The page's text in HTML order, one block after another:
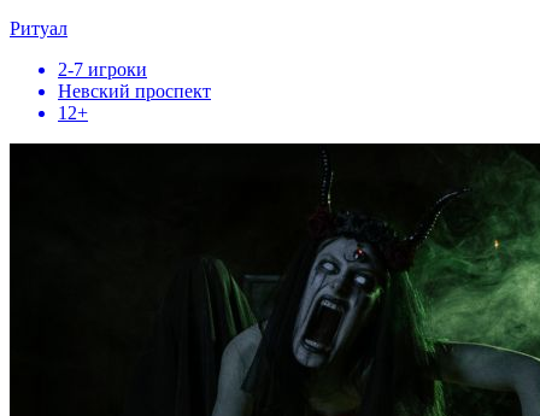
Ритуал
2-7 игроки
Невский проспект
12+